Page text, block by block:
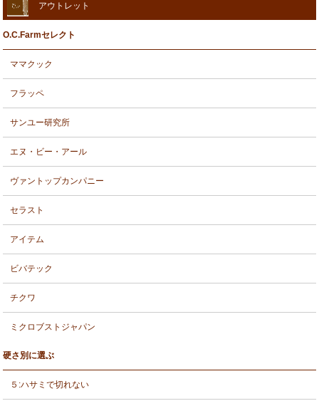
アウトレット
O.C.Farmセレクト
ママクック
フラッペ
サンユー研究所
エヌ・ビー・アール
ヴァントップカンパニー
セラスト
アイテム
ビバテック
チクワ
ミクロブストジャパン
硬さ別に選ぶ
５:ハサミで切れない